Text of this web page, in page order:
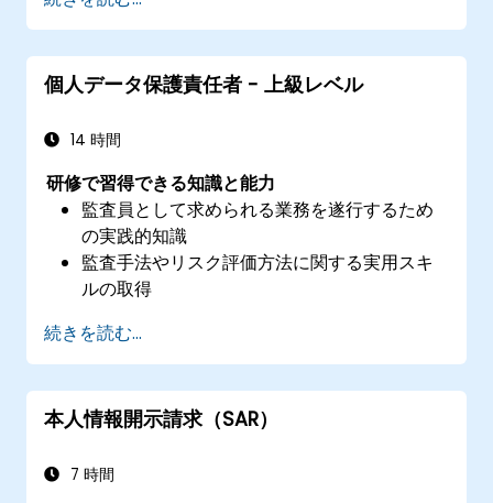
個人データ保護責任者 - 上級レベル
14 時間
研修で習得できる知識と能力
監査員として求められる業務を遂行するため
の実践的知識
監査手法やリスク評価方法に関する実用スキ
ルの取得
ての具体的な理解
続きを読む...
本人情報開示請求（SAR）
7 時間